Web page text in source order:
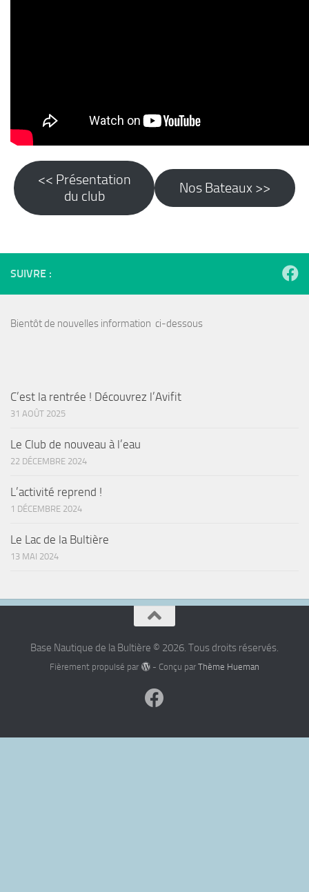
<< Présentation
du club
Nos Bateaux >>
SUIVRE :
Bientôt de nouvelles information ci-dessous
C’est la rentrée ! Découvrez l’Avifit
31 AOÛT 2025
Le Club de nouveau à l’eau
22 DÉCEMBRE 2024
L’activité reprend !
1 DÉCEMBRE 2024
Le Lac de la Bultière
13 MAI 2024
Base Nautique de la Bultière © 2026. Tous droits réservés.
Fièrement propulsé par - Conçu par Thème Hueman